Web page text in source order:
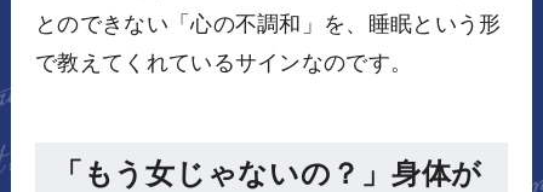
とのできない「心の不調和」を、睡眠という形
で教えてくれているサインなのです。
「もう女じゃないの？」身体が